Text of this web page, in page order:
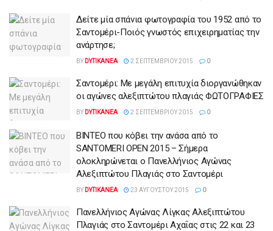
Δείτε μία σπάνια φωτογραφία του 1952 από το
Σαντομέρι-Ποιός γνωστός επιχειρηματίας την
ανάρτησε;
BY DYTIKANEA 2 ΣΕΠΤΕΜΒΡΊΟΥ 2015 0
Σαντομέρι: Με μεγάλη επιτυχία διοργανώθηκαν
οι αγώνες αλεξιπτώτου πλαγιάς ΦΩΤΟΓΡΑΦΙΕΣ
BY DYTIKANEA 2 ΣΕΠΤΕΜΒΡΊΟΥ 2015 0
ΒΙΝΤΕΟ που κόβει την ανάσα από το
SANTOMERI OPEN 2015 – Σήμερα
ολοκληρώνεται ο Πανελλήνιος Αγώνας
Αλεξιπτώτου Πλαγιάς στο Σαντομέρι
BY DYTIKANEA 23 ΑΥΓΟΎΣΤΟΥ 2015 0
Πανελλήνιος Αγώνας Λίγκας Αλεξιπτώτου
Πλαγιάς στο Σαντομέρι Αχαΐας στις 22 και 23